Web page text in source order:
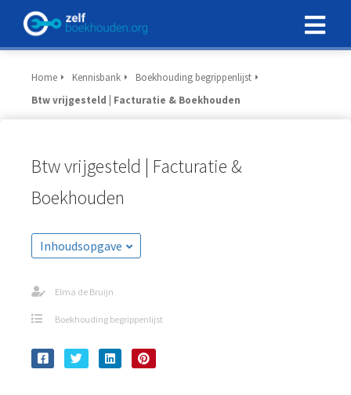
Home Kennisbank
Boekhouding begrippenlijst
Btw vrijgesteld | Facturatie & Boekhouden
Btw vrijgesteld | Facturatie &
Boekhouden
Inhoudsopgave
Elma de Bruijn
Boekhouding begrippenlijst